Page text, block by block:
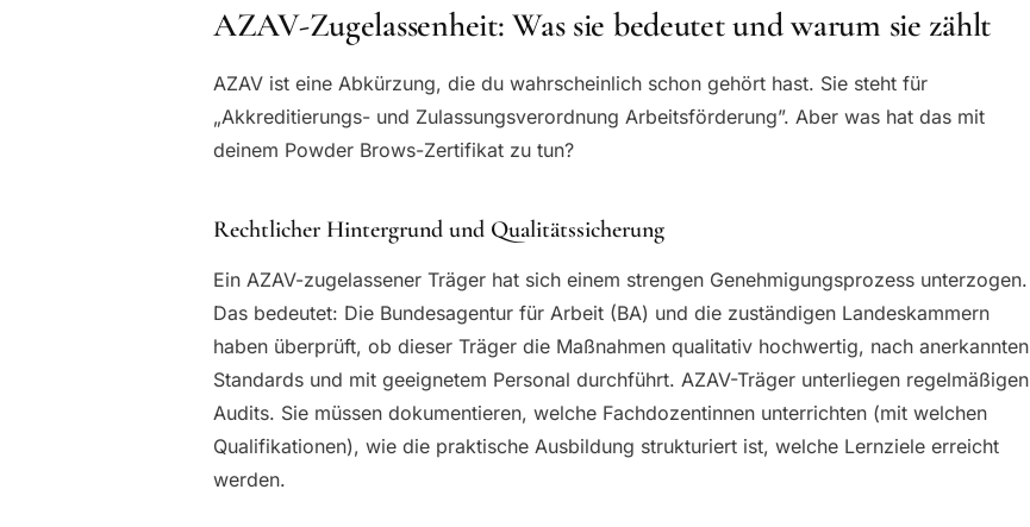
AZAV-Zugelassenheit: Was sie bedeutet und warum sie zählt
AZAV ist eine Abkürzung, die du wahrscheinlich schon gehört hast. Sie steht für
„Akkreditierungs- und Zulassungsverordnung Arbeitsförderung”. Aber was hat das mit
deinem Powder Brows-Zertifikat zu tun?
Rechtlicher Hintergrund und Qualitätssicherung
Ein AZAV-zugelassener Träger hat sich einem strengen Genehmigungsprozess unterzogen.
Das bedeutet: Die Bundesagentur für Arbeit (BA) und die zuständigen Landeskammern
haben überprüft, ob dieser Träger die Maßnahmen qualitativ hochwertig, nach anerkannten
Standards und mit geeignetem Personal durchführt. AZAV-Träger unterliegen regelmäßigen
Audits. Sie müssen dokumentieren, welche Fachdozentinnen unterrichten (mit welchen
Qualifikationen), wie die praktische Ausbildung strukturiert ist, welche Lernziele erreicht
werden.